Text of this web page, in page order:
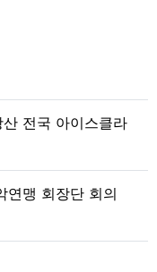
전국 아이스클라
연맹 회장단 회의